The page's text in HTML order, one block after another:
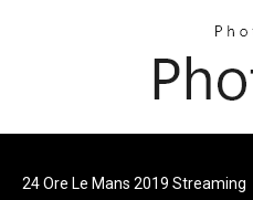
24 Ore Le Mans 2019 Streaming